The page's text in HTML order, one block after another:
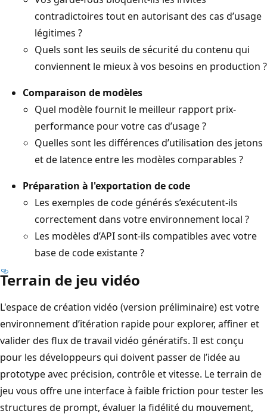
contradictoires tout en autorisant des cas d’usage
légitimes ?
Quels sont les seuils de sécurité du contenu qui
conviennent le mieux à vos besoins en production ?
Comparaison de modèles
Quel modèle fournit le meilleur rapport prix-
performance pour votre cas d’usage ?
Quelles sont les différences d’utilisation des jetons
et de latence entre les modèles comparables ?
Préparation à l'exportation de code
Les exemples de code générés s’exécutent-ils
correctement dans votre environnement local ?
Les modèles d’API sont-ils compatibles avec votre
base de code existante ?
Terrain de jeu vidéo
L'espace de création vidéo (version préliminaire) est votre
environnement d’itération rapide pour explorer, affiner et
valider des flux de travail vidéo génératifs. Il est conçu
pour les développeurs qui doivent passer de l’idée au
prototype avec précision, contrôle et vitesse. Le terrain de
jeu vous offre une interface à faible friction pour tester les
structures de prompt, évaluer la fidélité du mouvement,